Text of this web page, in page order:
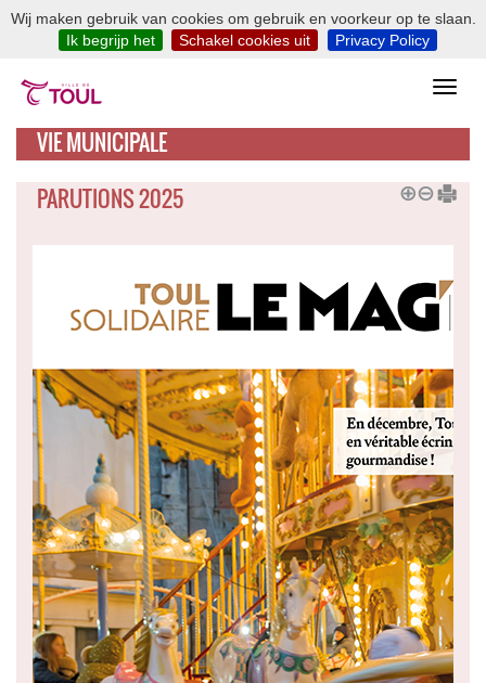
Wij maken gebruik van cookies om gebruik en voorkeur op te slaan.
Ik begrijp het
Schakel cookies uit Privacy Policy
VIE MUNICIPALE
PARUTIONS 2025